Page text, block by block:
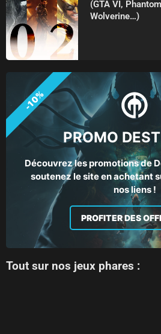
(GTA VI,
Wolverine…)
PROMO
Découvrez les promotions de
soutenez le site en achetant
nos liens !
PROFITER DES
-10%
Tout sur nos jeux phares :